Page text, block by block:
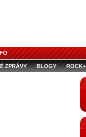
ZPRÁVY BLOGY ROCK+